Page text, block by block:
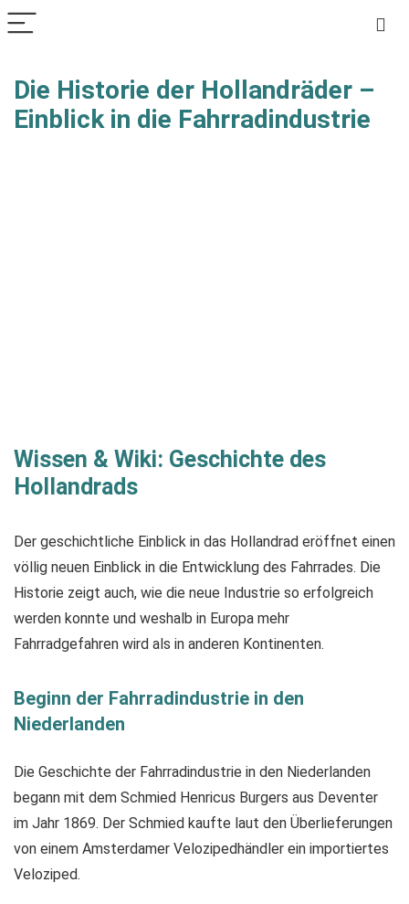
Die Historie der Hollandräder –
Einblick in die Fahrradindustrie
Wissen & Wiki: Geschichte des
Hollandrads
Der geschichtliche Einblick in das Hollandrad eröffnet einen
völlig neuen Einblick in die Entwicklung des Fahrrades. Die
Historie zeigt auch, wie die neue Industrie so erfolgreich
werden konnte und weshalb in Europa mehr
Fahrradgefahren wird als in anderen Kontinenten.
Beginn der Fahrradindustrie in den
Niederlanden
Die Geschichte der Fahrradindustrie in den Niederlanden
begann mit dem Schmied Henricus Burgers aus Deventer
im Jahr 1869. Der Schmied kaufte laut den Überlieferungen
von einem Amsterdamer Velozipedhändler ein importiertes
Veloziped.